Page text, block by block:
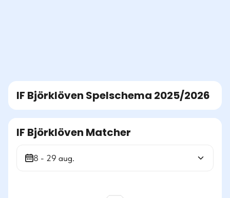
IF Björklöven Spelschema 2025/2026
IF Björklöven Matcher
8 - 29 aug.